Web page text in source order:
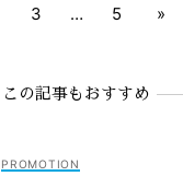
3 … 5 »
この記事もおすすめ